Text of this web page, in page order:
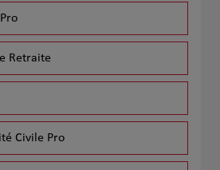
Retraite
Civile Pro